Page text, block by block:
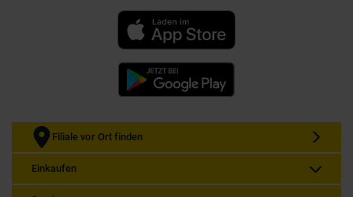
Filiale vor Ort finden
Einkaufen